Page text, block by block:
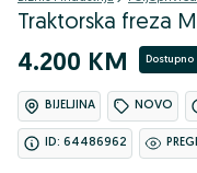
Traktorska freza
4.200 KM
BIJELJINA NOVO
ID: 64486962